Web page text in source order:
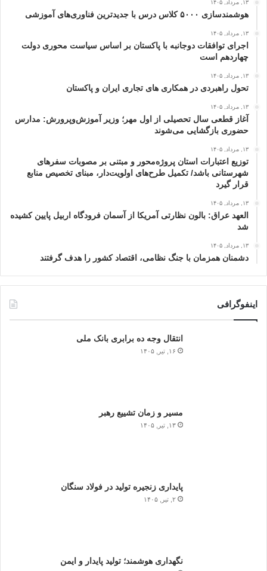
۱۳, مرداد, ۱۴۰۵
هوشمندسازی ۵۰۰۰ کلاس درس با جدیدترین فناوری‌های آموزشی
۱۳, مرداد, ۱۴۰۵
اجرای توافقات دوجانبه با پاکستان بر اساس سیاست محوری دولت
چهاردهم است
۱۳, مرداد, ۱۴۰۵
تحول راهبردی در همکاری های تجاری ایران و پاکستان
۱۳, مرداد, ۱۴۰۵
آغاز قطعی سال تحصیلی از اول مهر؛ وزیر آموزش‌وپرورش: مدارس
حضوری بازگشایی می‌شوند
۱۳, مرداد, ۱۴۰۵
توزیع اعتبارات استان پروژه‌محور و مبتنی بر مصوبات سفرهای
شهرستانی باشد/ تکمیل طرح‌های اولویت‌دار، مبنای تخصیص منابع
قرار گیرد
۱۳, مرداد, ۱۴۰۵
العهد عراق: بالون نظارتی آمریکا از آسمان فرودگاه اربیل پایین کشیده
شد
۱۳, مرداد, ۱۴۰۵
دشمنان همزمان با جنگ نظامی، اقتصاد کشور را هدف گرفتند
اینفوگرافی
انتقال وجه ده برابری بانک ملی
۱۶, تیر, ۱۴۰۵
مسیر و زمان تشییع رهبر
۱۳, تیر, ۱۴۰۵
پایداری زنجیره تولید در فولاد سنگان
۲, تیر, ۱۴۰۵
نگهداری هوشمند؛ تولید پایدار و ایمن